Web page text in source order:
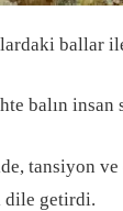
ballar
balın
tansiyon
dile getirdi.